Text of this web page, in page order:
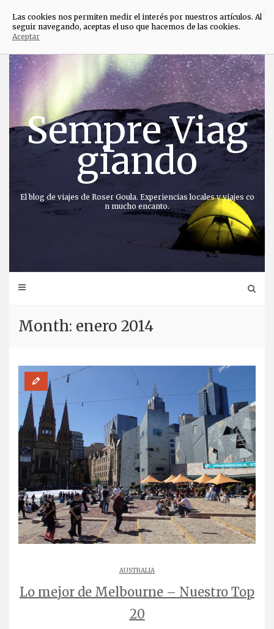
Saltar
contenido
Sempre Viag
giando
El blog de viajes de Roser Goula. Experiencias locales y viajes co
n mucho encanto.
Month: enero 2014
AUSTRALIA
Lo mejor de Melbourne – Nuestro Top
20
×
Las cookies nos permiten medir el interés por nuestros artículos. Al
seguir navegando, aceptas el uso que hacemos de las cookies.
Aceptar